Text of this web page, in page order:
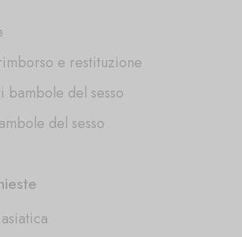
e restituzione
bambole del sesso
del sesso